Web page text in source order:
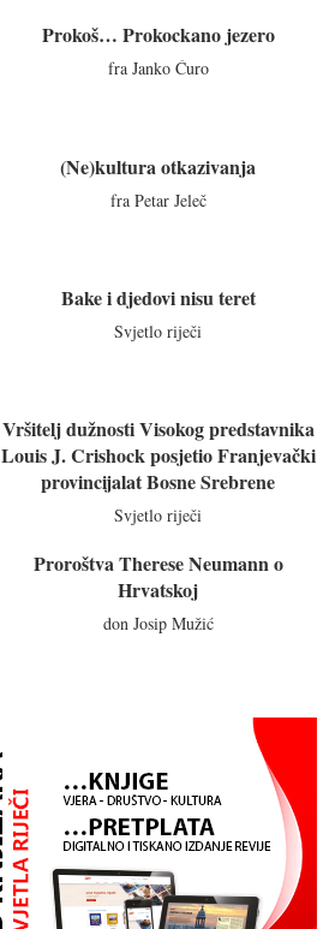
Prokoš… Prokockano jezero
fra Janko Ćuro
(Ne)kultura otkazivanja
fra Petar Jeleč
Bake i djedovi nisu teret
Svjetlo riječi
Vršitelj dužnosti Visokog predstavnika
Louis J. Crishock posjetio Franjevački
provincijalat Bosne Srebrene
Svjetlo riječi
Proroštva Therese Neumann o
Hrvatskoj
don Josip Mužić